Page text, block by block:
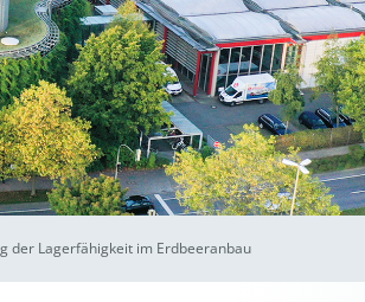
der Lagerfähigkeit im Erdbeeranbau